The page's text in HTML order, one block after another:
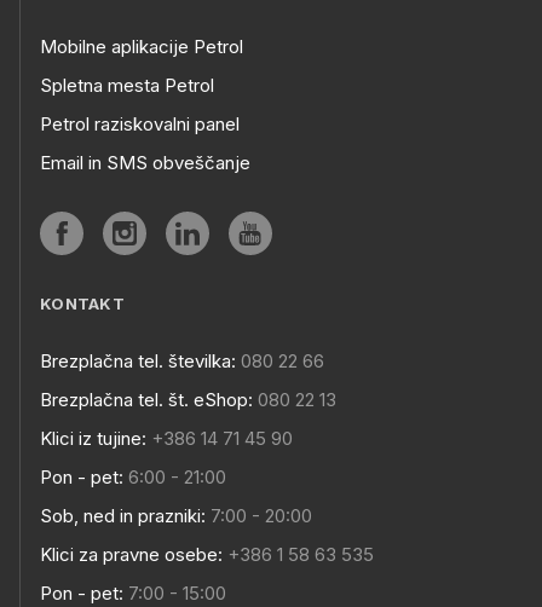
Mobilne aplikacije Petrol
Spletna mesta Petrol
Petrol raziskovalni panel
Email in SMS obveščanje
KONTAKT
Brezplačna tel. številka: 080 22 66
Brezplačna tel. št. eShop: 080 22 13
Klici iz tujine: +386 14 71 45 90
Pon - pet: 6:00 - 21:00
Sob, ned in prazniki: 7:00 - 20:00
Klici za pravne osebe: +386 1 58 63 535
Pon - pet: 7:00 - 15:00